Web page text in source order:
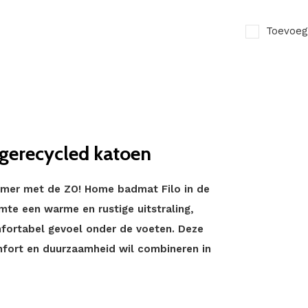
katoen
met de ZO! Home badmat Filo in de
een warme en rustige uitstraling,
gevoel onder de voeten. Deze
en duurzaamheid wil combineren in